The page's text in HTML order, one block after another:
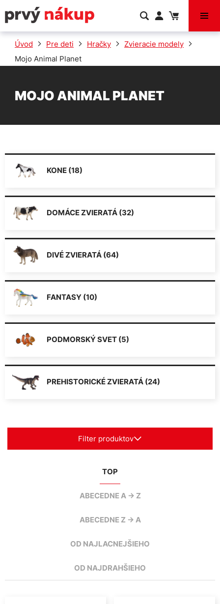
VÝPREDAJ
Úvod Pre deti Hračky
Zvieracie modely
Mojo Animal Planet
MOJO ANIMAL PLANET
KONE (18)
DOMÁCE ZVIERATÁ (32)
DIVÉ ZVIERATÁ (64)
FANTASY (10)
PODMORSKÝ SVET (5)
PREHISTORICKÉ ZVIERATÁ (24)
Filter produktov
TOP
ABECEDNE A -> Z
ABECEDNE Z -> A
OD NAJLACNEJŠIEHO
OD NAJDRAHŠIEHO